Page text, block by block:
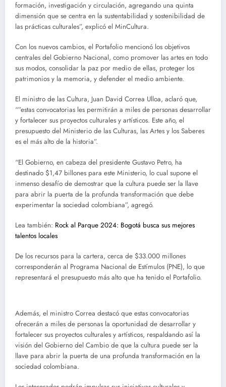
formación, investigación y circulación, agregando una quinta
dimensión que se centra en la sustentabilidad y sostenibilidad de
las prácticas culturales”, explicó el MinCultura.
Con los nuevos cambios, el Portafolio mencionó los objetivos
centrales del Gobierno Nacional, como promover las artes en todo
sus modos, consolidar la paz por medio de ellas, proteger los
patrimonios y la memoria, y defender el medio ambiente.
El ministro de las Cultura, Juan David Correa Ulloa, aclaró que,
“”estas convocatorias les permitirán a miles de personas desarrollar
y fortalecer sus proyectos culturales y artísticos. Este año, el
presupuesto del Ministerio de las Culturas, las Artes y los Saberes
es el más alto de la historia”.
“El Gobierno, en cabeza del presidente Gustavo Petro, ha
destinado $1,47 billones para este Ministerio, lo cual supone el
inmenso desafío de demostrar que la cultura puede ser la llave
para abrir la puerta de la profunda transformación que debe
experimentar la sociedad colombiana”, agregó.
Lea también: Rock al Parque 2024: Bogotá busca sus mejores
talentos locales
De los recursos para la cartera, cerca de $33.000 millones
corresponderán al Programa Nacional de Estímulos (PNE), lo que
representará el presupuesto más alto que ha tenido el Portafolio.
Además, el ministro Correa destacó que estas convocatorias
ofrecerán a miles de personas la oportunidad de desarrollar y
fortalecer sus proyectos culturales y artísticos, respaldando así la
visión del Gobierno del Cambio de que la cultura puede ser la
llave para abrir la puerta de una profunda transformación en la
sociedad colombiana.